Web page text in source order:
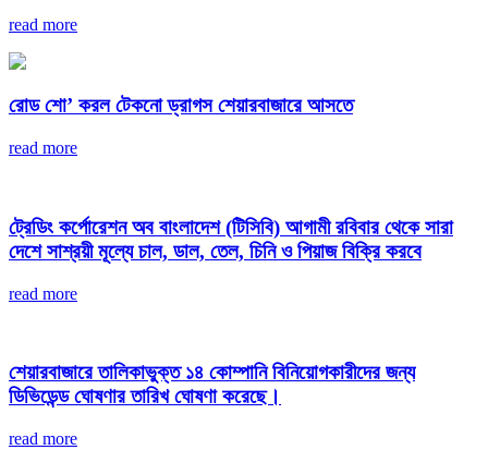
read more
রোড শো’ করল টেকনো ড্রাগস শেয়ারবাজারে আসতে
read more
ট্রেডিং কর্পোরেশন অব বাংলাদেশ (টিসিবি) আগামী রবিবার থেকে সারা
দেশে সাশ্রয়ী মূল্যে চাল, ডাল, তেল, চিনি ও পিয়াজ বিক্রি করবে
read more
শেয়ারবাজারে তালিকাভুক্ত ১৪ কোম্পানি বিনিয়োগকারীদের জন্য
ডিভিডেন্ড ঘোষণার তারিখ ঘোষণা করেছে।
read more